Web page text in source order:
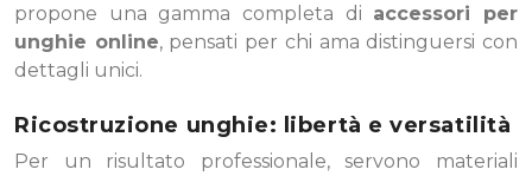
propone una gamma completa di accessori per
unghie online, pensati per chi ama distinguersi con
dettagli unici.
Ricostruzione unghie: libertà e versatilità
Per un risultato professionale, servono materiali